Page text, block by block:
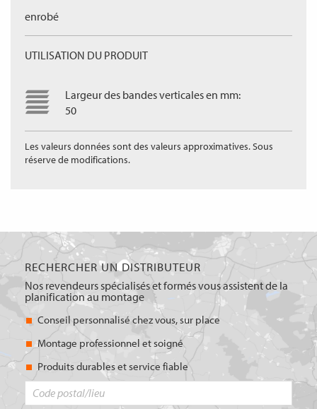
enrobé
UTILISATION DU PRODUIT
Largeur des bandes verticales en mm:
50
Les valeurs données sont des valeurs approximatives. Sous
réserve de modifications.
RECHERCHER UN DISTRIBUTEUR
Nos revendeurs spécialisés et formés vous assistent de la
planification au montage
Conseil personnalisé chez vous, sur place
Montage professionnel et soigné
Produits durables et service fiable